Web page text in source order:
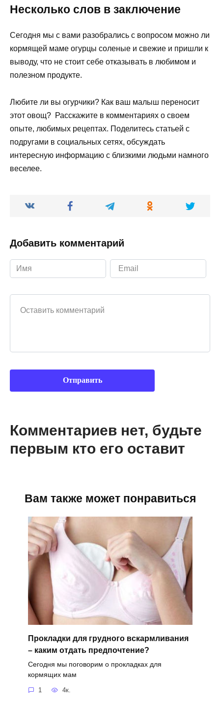
Несколько слов в заключение
Сегодня мы с вами разобрались с вопросом можно ли
кормящей маме огурцы соленые и свежие и пришли к
выводу, что не стоит себе отказывать в любимом и
полезном продукте.
Любите ли вы огурчики? Как ваш малыш переносит
этот овощ? Расскажите в комментариях о своем
опыте, любимых рецептах. Поделитесь статьей с
подругами в социальных сетях, обсуждать
интересную информацию с близкими людьми намного
веселее.
Добавить комментарий
Комментариев нет, будьте
первым кто его оставит
Вам также может понравиться
Прокладки для грудного вскармливания
– каким отдать предпочтение?
Сегодня мы поговорим о прокладках для
кормящих мам
1 4к.